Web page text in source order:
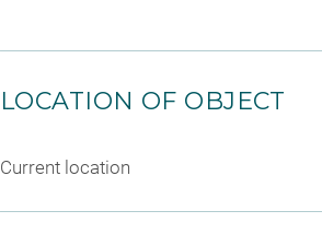
LOCATION OF OBJECT
Current location